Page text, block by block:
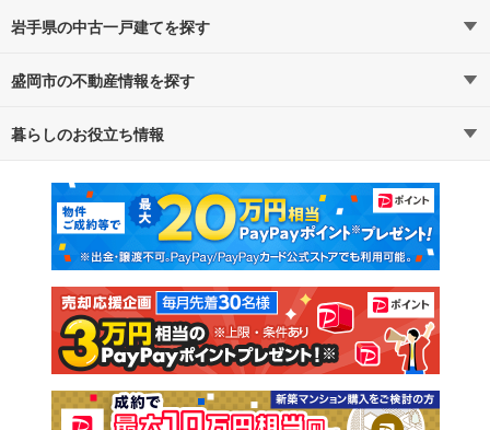
岩手県の中古一戸建てを探す
路線・駅から探す
通勤・通学時間から探す
盛岡市の不動産情報を探す
不動産・住宅
新築マンション 中古マンション
新築一戸建て 中古一戸建て
注文住宅 土地
売却査定
暮らしのお役立ち情報
マンションカタログ 教えて！住まいの先生